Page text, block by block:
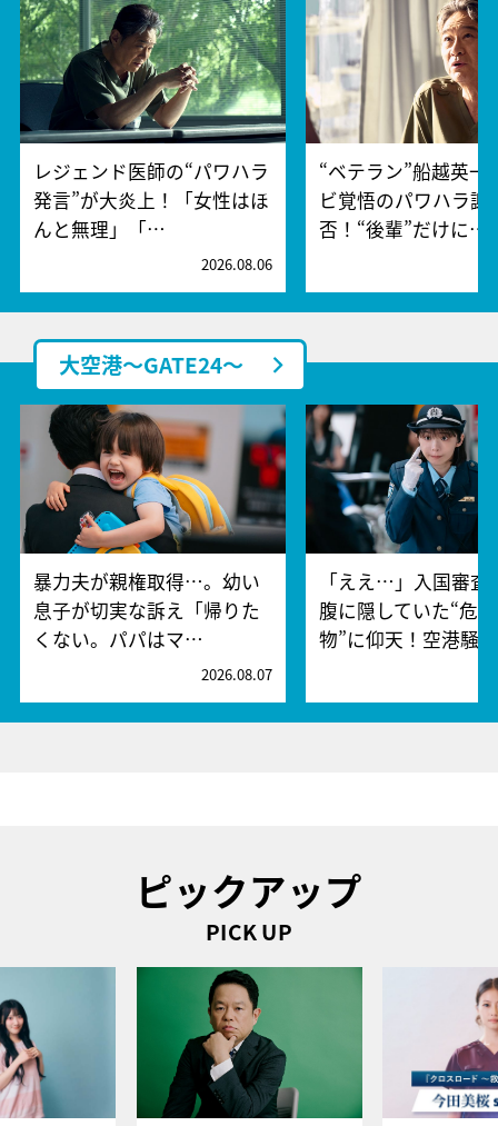
レジェンド医師の“パワハラ
発言”が大炎上！「女性はほ
んと無理」「…
2026.08.06
“ベテラン”船越英一
ビ覚悟のパワハラ謝
否！“後輩”だけに…
大空港～GATE24～
暴力夫が親権取得…。幼い
息子が切実な訴え「帰りた
くない。パパはマ…
2026.08.07
「ええ…」入国審査
腹に隠していた“危
物”に仰天！空港騒
ピックアップ
PICK UP